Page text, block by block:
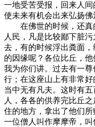
一地受苦受报，回来人
使未来有机会出来弘扬
在佛世的时候，还真的
人民，凡是比较鄙下脏
去，有的时候浮出粪面
的因缘呢？各位比丘，
我为你们讲。过去有一
行；在这座山上有非常
当中无有凡夫。这时有
人，各各的供养完比丘
住的地方，拿出了他们
一位僧人叫作摩摩帝，